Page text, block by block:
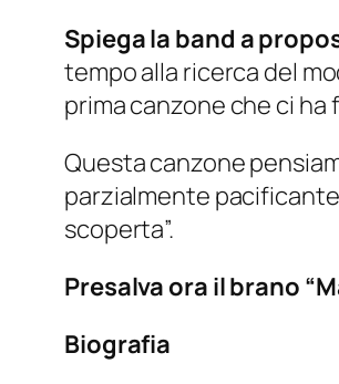
Spiega la band a
tempo alla ricerca del
prima canzone che ci ha
Questa canzone
parzialmente
scoperta”.
Presalva ora il brano
Biografia